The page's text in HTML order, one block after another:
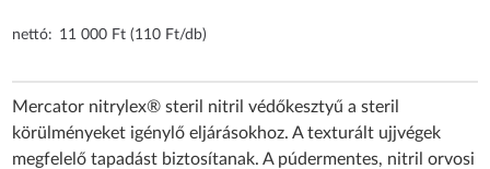
nettó: 11 000 Ft (110 Ft/db)
Mercator nitrylex® steril nitril védőkesztyű a steril
körülményeket igénylő eljárásokhoz. A texturált ujjvégek
megfelelő tapadást biztosítanak. A púdermentes, nitril orvosi